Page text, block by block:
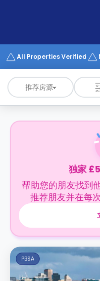
Works
All Properties Verified
推荐房源
独家
帮助您的朋友找到
推荐朋友并在每
PBSA